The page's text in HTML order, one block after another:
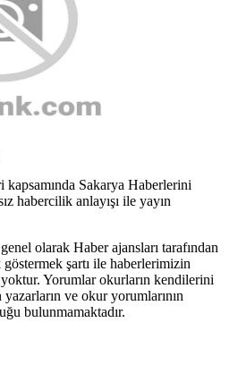
kapsamında Sakarya Haberlerini
habercilik anlayışı ile yayın
olarak Haber ajansları tarafından
şartı ile haberlerimizin
yoktur. Yorumlar okurların kendilerini
ve okur yorumlarının
bulunmamaktadır.